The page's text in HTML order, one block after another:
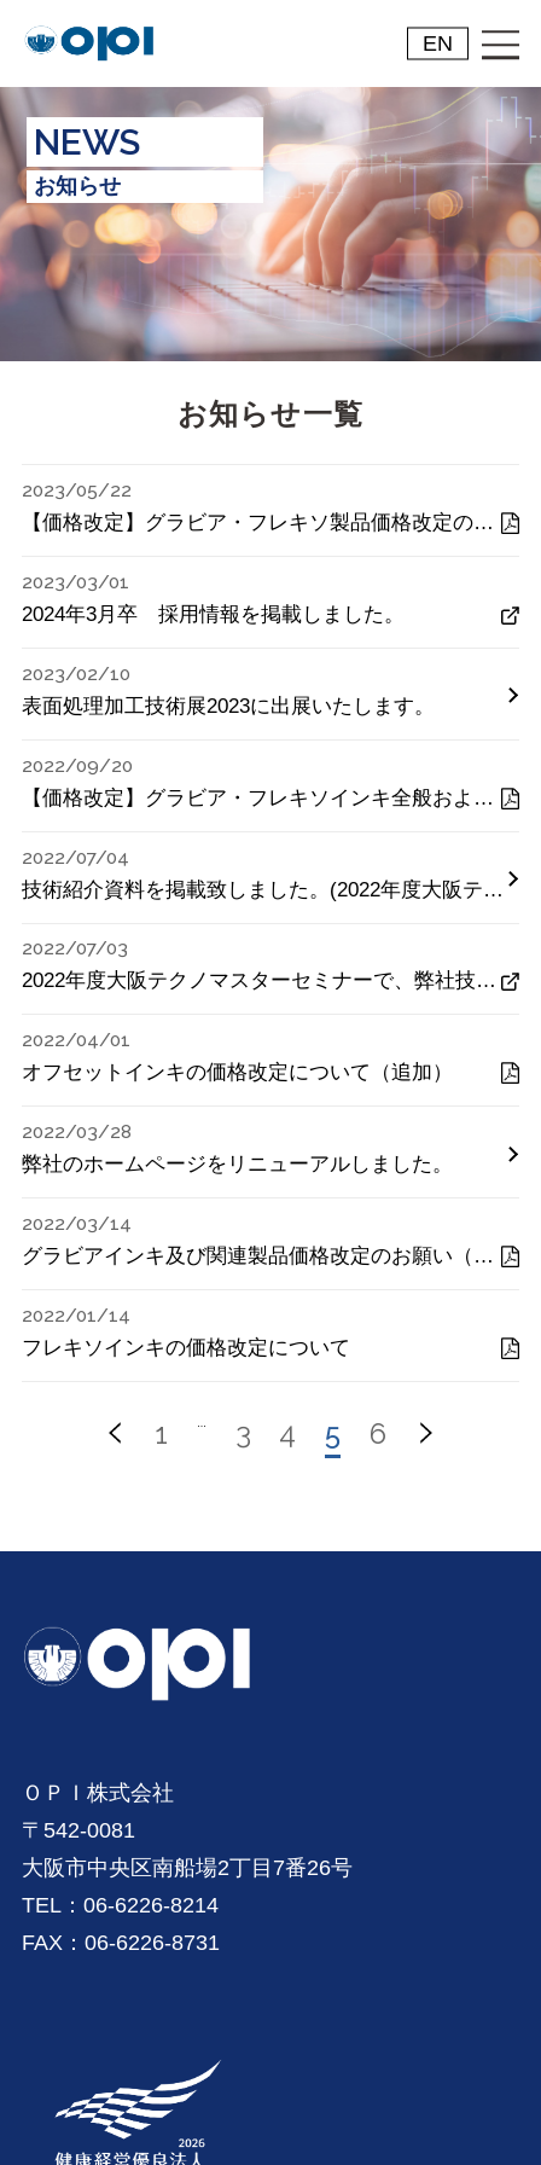
EN
NEWS
お知らせ
お知らせ一覧
2023/05/22
【価格改定】グラビア・フレキソ製品価格改定のお願い
2023/03/01
2024年3月卒 採用情報を掲載しました。
2023/02/10
表面処理加工技術展2023に出展いたします。
2022/09/20
【価格改定】グラビア・フレキソインキ全般および関連製品の価格改定について
2022/07/04
技術紹介資料を掲載致しました。(2022年度大阪テクノマスターセミナー）
2022/07/03
2022年度大阪テクノマスターセミナーで、弊社技術部取締役辻内が講演させて頂きました。
2022/04/01
オフセットインキの価格改定について（追加）
2022/03/28
弊社のホームページをリニューアルしました。
2022/03/14
グラビアインキ及び関連製品価格改定のお願い（３次）
2022/01/14
フレキソインキの価格改定について
1 3 4 5 6
ＯＰＩ株式会社
〒542-0081
大阪市中央区南船場2丁目7番26号
TEL：06-6226-8214
FAX：06-6226-8731